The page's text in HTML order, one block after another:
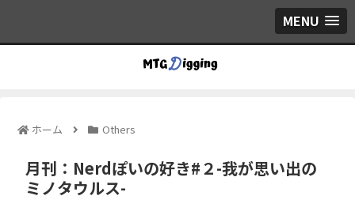
MENU
ホーム Others
月刊：Nerdぽいの好き#２-我が思い出の
ミノタウルス-